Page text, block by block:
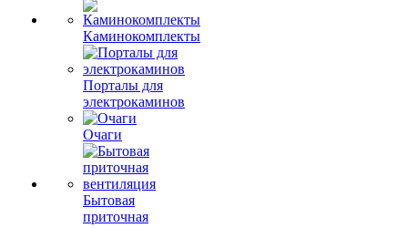
Каминокомплекты
Порталы для
электрокаминов
Очаги
Бытовая
приточная